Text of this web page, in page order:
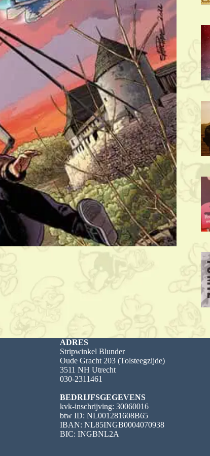
ADRES
Stripwinkel Blunder
Oude Gracht 203 (Tolsteegzijde)
3511 NH Utrecht
030-2311461
BEDRIJFSGEGEVENS
kvk-inschrijving: 30060016
btw ID: NL001281608B65
IBAN: NL85INGB0004070938
BIC: INGBNL2A